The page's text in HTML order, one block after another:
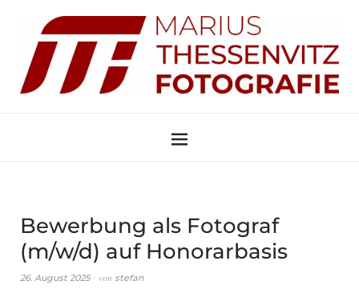
Bewerbung als Fotograf
(m/w/d) auf Honorarbasis
26. August 2025 von stefan